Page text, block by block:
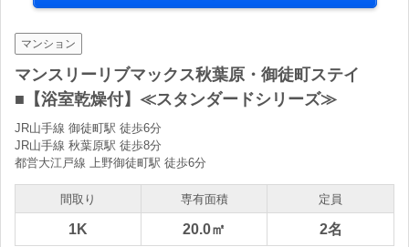
マンション
マンスリーリブマックス秋葉原・御徒町ステイ
■【浴室乾燥付】≪スタンダードシリーズ≫
JR山手線 御徒町駅 徒歩6分
JR山手線 秋葉原駅 徒歩8分
都営大江戸線 上野御徒町駅 徒歩6分
間取り 専有面積 定員
1K 20.0㎡ 2名